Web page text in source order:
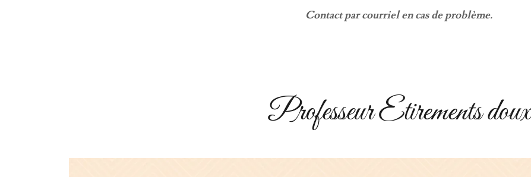
Contact par courriel en cas de problème.
Professeur Etirements doux